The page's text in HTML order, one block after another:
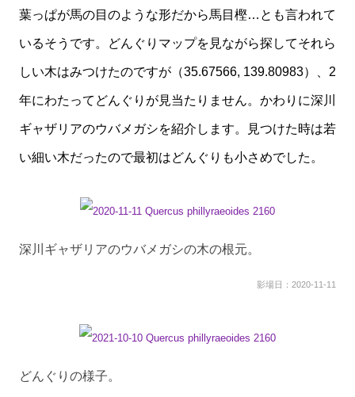
葉っぱが馬の目のような形だから馬目樫…とも言われて
いるそうです。どんぐりマップを見ながら探してそれら
しい木はみつけたのですが（35.67566, 139.80983）、2
年にわたってどんぐりが見当たりません。かわりに深川
ギャザリアのウバメガシを紹介します。見つけた時は若
い細い木だったので最初はどんぐりも小さめでした。
深川ギャザリアのウバメガシの木の根元。
影場日：2020-11-11
どんぐりの様子。